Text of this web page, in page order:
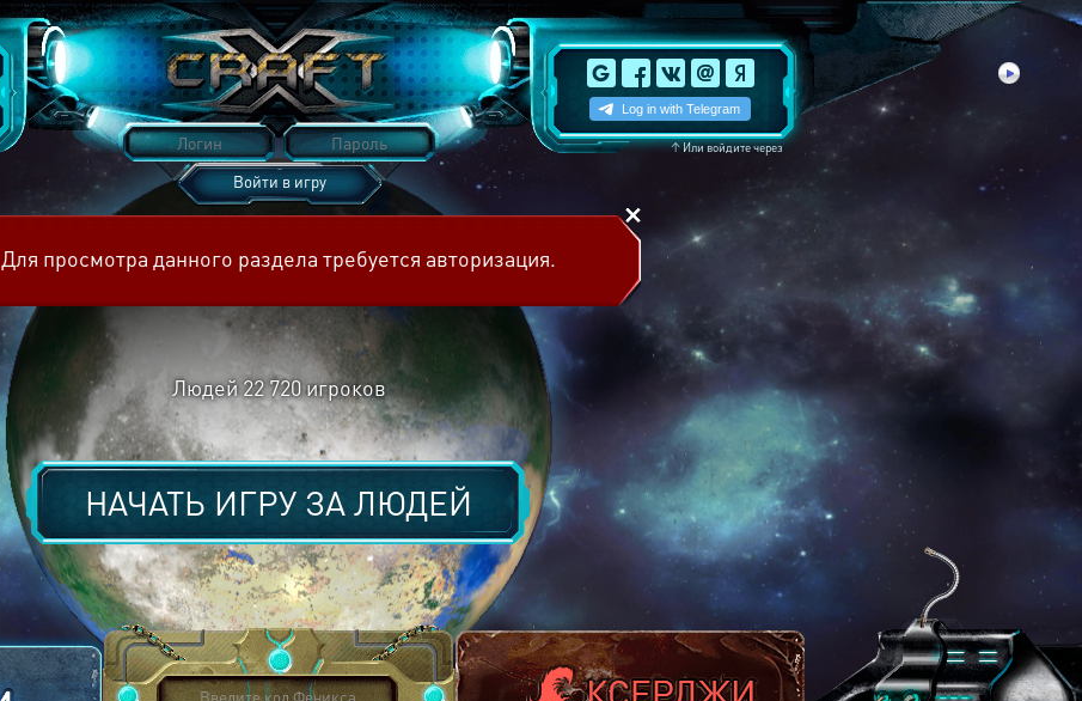
↑Или войдите через
Войти в игру
Для просмотра данного раздела требуется авторизация.
Людей 22 720игроков
НАЧАТЬ ИГРУ ЗАЛЮДЕЙ